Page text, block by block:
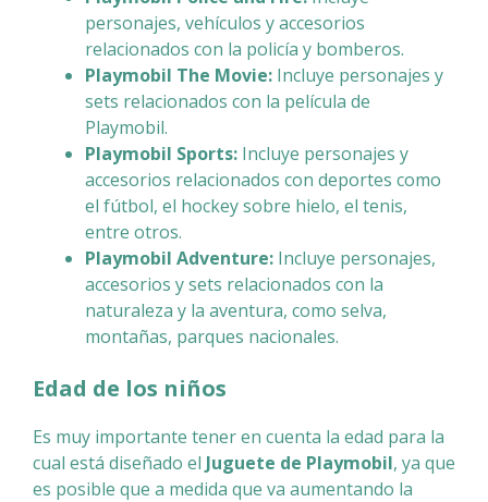
personajes, vehículos y accesorios
relacionados con la policía y bomberos.
Playmobil The Movie: Incluye personajes y
sets relacionados con la película de
Playmobil.
Playmobil Sports: Incluye personajes y
accesorios relacionados con deportes como
el fútbol, el hockey sobre hielo, el tenis,
entre otros.
Playmobil Adventure: Incluye personajes,
accesorios y sets relacionados con la
naturaleza y la aventura, como selva,
montañas, parques nacionales.
Edad de los niños
Es muy importante tener en cuenta la edad para la
cual está diseñado el Juguete de Playmobil, ya que
es posible que a medida que va aumentando la